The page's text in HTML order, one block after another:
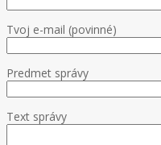
Tvoj e-mail (povinné)
Predmet správy
Text správy